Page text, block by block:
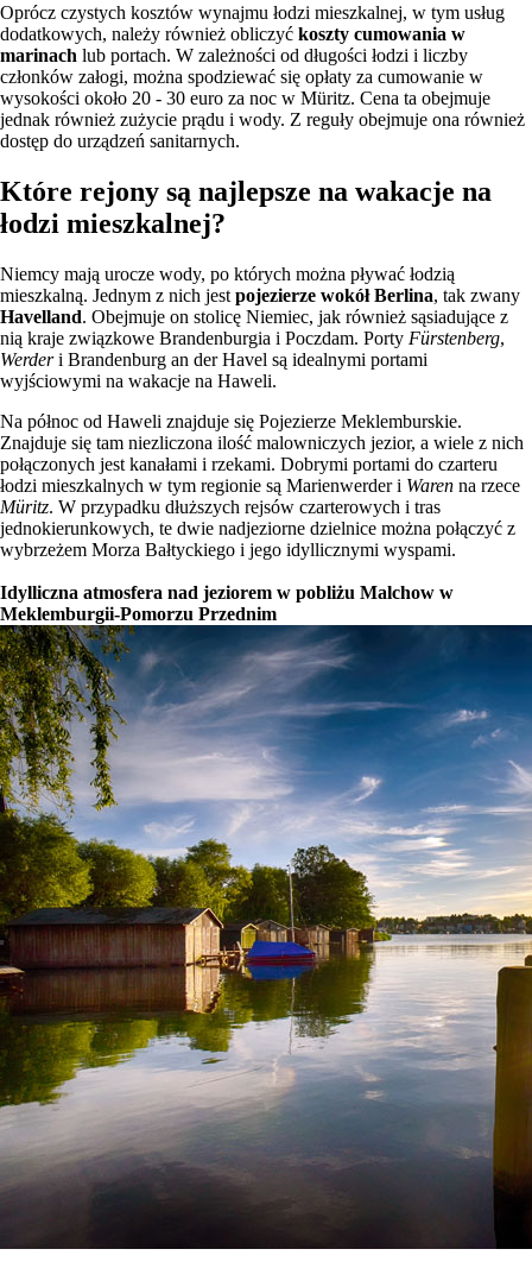
Oprócz czystych kosztów wynajmu łodzi mieszkalnej, w tym usług
dodatkowych, należy również obliczyć koszty cumowania w
marinach lub portach. W zależności od długości łodzi i liczby
członków załogi, można spodziewać się opłaty za cumowanie w
wysokości około 20 - 30 euro za noc w Müritz. Cena ta obejmuje
jednak również zużycie prądu i wody. Z reguły obejmuje ona również
dostęp do urządzeń sanitarnych.
Które rejony są najlepsze na wakacje na
łodzi mieszkalnej?
Niemcy mają urocze wody, po których można pływać łodzią
mieszkalną. Jednym z nich jest pojezierze wokół Berlina, tak zwany
Havelland. Obejmuje on stolicę Niemiec, jak również sąsiadujące z
nią kraje związkowe Brandenburgia i Poczdam. Porty Fürstenberg,
Werderi Brandenburg an der Havel są idealnymi portami
wyjściowymi na wakacje na Haweli.
Na północ od Haweli znajduje się Pojezierze Meklemburskie.
Znajduje się tam niezliczona ilość malowniczych jezior, a wiele z nich
połączonych jest kanałami i rzekami. Dobrymi portami do czarteru
łodzi mieszkalnych w tym regionie są Marienwerder i Waren na rzece
Müritz. W przypadku dłuższych rejsów czarterowych i tras
jednokierunkowych, te dwie nadjeziorne dzielnice można połączyć z
wybrzeżem Morza Bałtyckiego i jego idyllicznymi wyspami.
Idylliczna atmosfera nad jeziorem w pobliżu Malchow w
Meklemburgii-Pomorzu Przednim